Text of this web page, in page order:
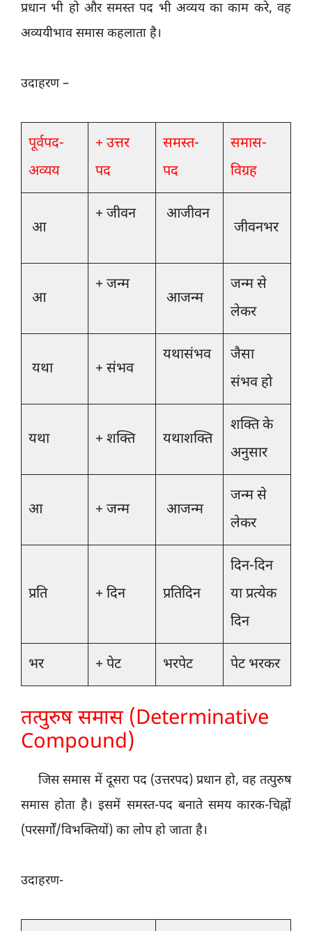
प्रधान भी हो और समस्त पद भी अव्यय का काम करे, वह
अव्ययीभाव समास कहलाता है।
उदाहरण –
पूर्वपद-
अव्यय
+ उत्तर
पद
समस्त-
पद
समास-
विग्रह
आ
+ जीवन आजीवन
जीवनभर
आ
+ जन्म
आजन्म
जन्म से
लेकर
यथा + संभव
यथासंभव
जैसा
संभव हो
यथा + शक्ति यथाशक्ति
शक्ति के
अनुसार
आ + जन्म आजन्म
जन्म से
लेकर
प्रति + दिन प्रतिदिन
दिन-दिन
या प्रत्येक
दिन
भर + पेट भरपेट पेट भरकर
तत्पुरुष समास (Determinative
Compound)
जिस समास में दूसरा पद (उत्तरपद) प्रधान हो, वह तत्पुरुष
समास होता है। इसमें समस्त-पद बनाते समय कारक-चिह्नों
(परसर्गों/विभक्तियों) का लोप हो जाता है।
उदाहरण-